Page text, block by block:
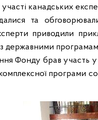
канадських
та
приводили
державними
Фонду брав участь
програми